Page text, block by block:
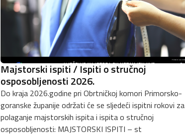
Majstorski ispiti / Ispiti o stručnoj
osposobljenosti 2026.
Do kraja 2026.godine pri Obrtničkoj komori Primorsko-
goranske županije održati će se sljedeći ispitni rokovi za
polaganje majstorskih ispita i ispita o stručnoj
osposobljenosti: MAJSTORSKI ISPITI – st